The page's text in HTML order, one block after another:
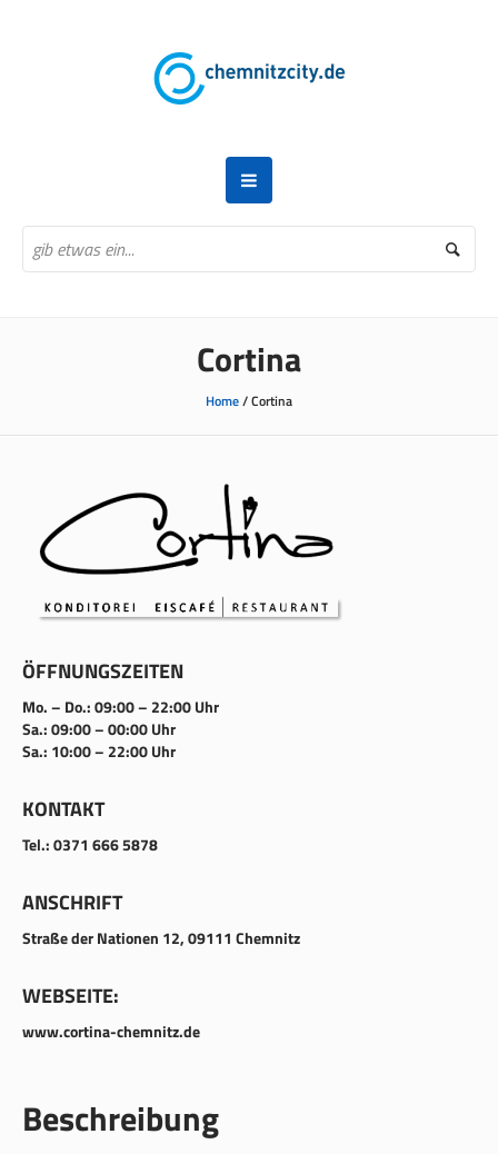
Cortina
Home/Cortina
ÖFFNUNGSZEITEN
Mo. – Do.: 09:00 – 22:00 Uhr
Sa.: 09:00 – 00:00 Uhr
Sa.: 10:00 – 22:00 Uhr
KONTAKT
Tel.: 0371 666 5878
ANSCHRIFT
Straße der Nationen 12, 09111 Chemnitz
WEBSEITE:
www.cortina-chemnitz.de
Beschreibung